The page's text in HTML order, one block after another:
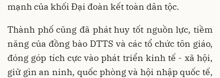
mạnh của khối Đại đoàn kết toàn dân tộc.
Thành phố cũng đã phát huy tốt nguồn lực, tiềm
năng của đồng bào DTTS và các tổ chức tôn giáo,
đóng góp tích cực vào phát triển kinh tế - xã hội,
giữ gìn an ninh, quốc phòng và hội nhập quốc tế,